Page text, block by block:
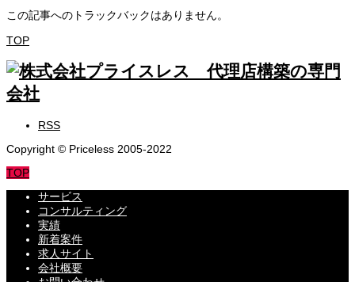
この記事へのトラックバックはありません。
TOP
RSS
Copyright © Priceless 2005-2022
TOP
サービス
コンサルティング
実績
新着案件
求人サイト
会社概要